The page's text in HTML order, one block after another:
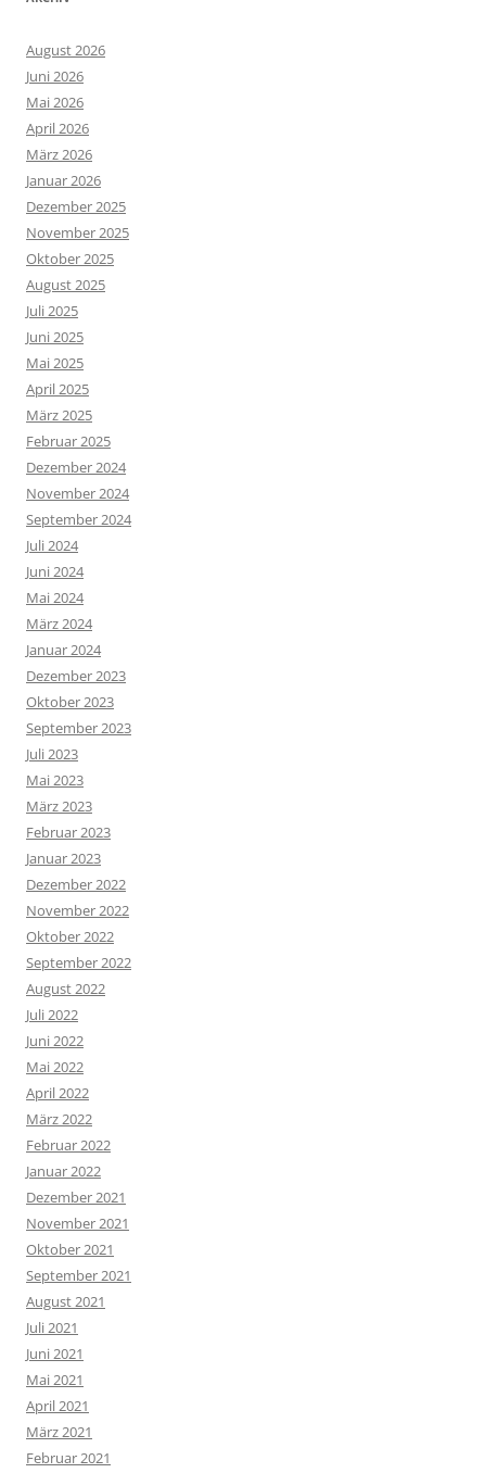
August 2026
Juni 2026
Mai 2026
April 2026
März 2026
Januar 2026
Dezember 2025
November 2025
Oktober 2025
August 2025
Juli 2025
Juni 2025
Mai 2025
April 2025
März 2025
Februar 2025
Dezember 2024
November 2024
September 2024
Juli 2024
Juni 2024
Mai 2024
März 2024
Januar 2024
Dezember 2023
Oktober 2023
September 2023
Juli 2023
Mai 2023
März 2023
Februar 2023
Januar 2023
Dezember 2022
November 2022
Oktober 2022
September 2022
August 2022
Juli 2022
Juni 2022
Mai 2022
April 2022
März 2022
Februar 2022
Januar 2022
Dezember 2021
November 2021
Oktober 2021
September 2021
August 2021
Juli 2021
Juni 2021
Mai 2021
April 2021
März 2021
Februar 2021